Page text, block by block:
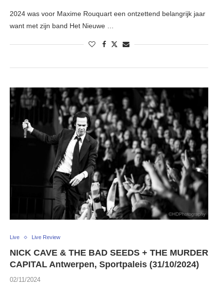
2024 was voor Maxime Rouquart een ontzettend belangrijk jaar
want met zijn band Het Nieuwe …
Live Live Review
NICK CAVE & THE BAD SEEDS + THE MURDER
CAPITAL Antwerpen, Sportpaleis (31/10/2024)
02/11/2024